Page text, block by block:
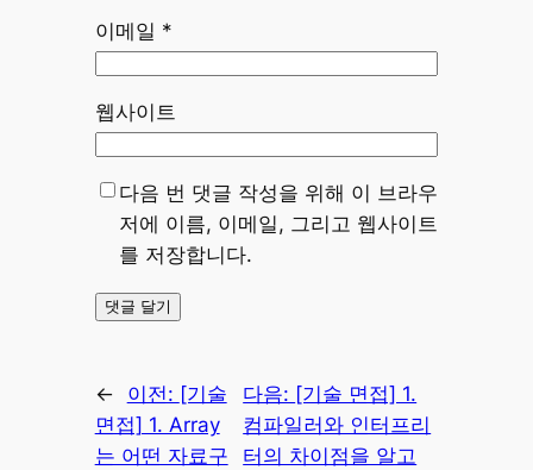
이메일 *
웹사이트
다음 번 댓글 작성을 위해 이 브라우
저에 이름, 이메일, 그리고 웹사이트
를 저장합니다.
← 이전: [기술
면접] 1. Array
는 어떤 자료구
다음: [기술 면접] 1.
컴파일러와 인터프리
터의 차이점을 알고